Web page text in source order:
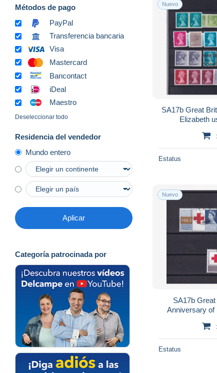
Métodos de pago
PayPal
Transferencia bancaria
Visa
Mastercard
Bancontact
iDeal
Maestro
Deseleccionar todo
Residencia del vendedor
Mundo entero
Aplicar
Categoría patrocinada por
Nuevo
SA17b Great
Elizabeth
Estatus
Nuevo
SA17b
Anniversary of
Estatus